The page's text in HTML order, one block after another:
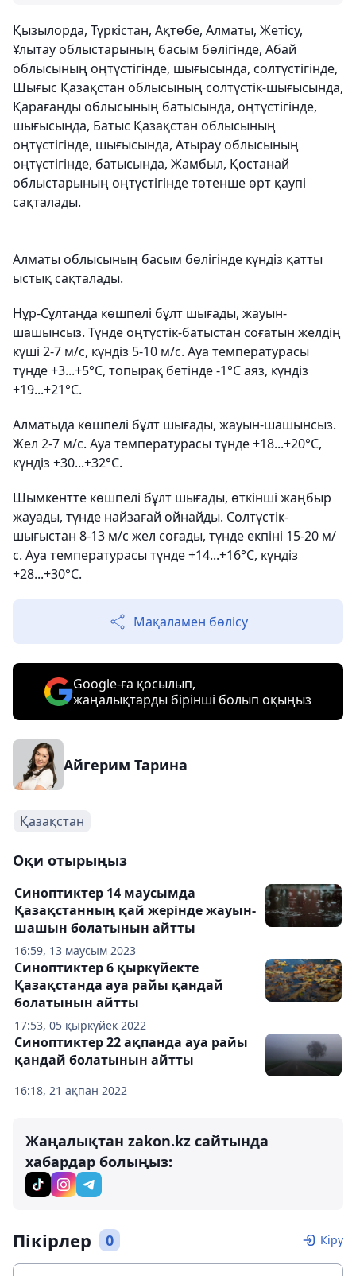
Қызылорда, Түркістан, Ақтөбе, Алматы, Жетісу,
Ұлытау облыстарының басым бөлігінде, Абай
облысының оңтүстігінде, шығысында, солтүстігінде,
Шығыс Қазақстан облысының солтүстік-шығысында,
Қарағанды ​​облысының батысында, оңтүстігінде,
шығысында, Батыс Қазақстан облысының
оңтүстігінде, шығысында, Атырау облысының
оңтүстігінде, батысында, Жамбыл, Қостанай
облыстарының оңтүстігінде төтенше өрт қаупі
сақталады.
Алматы облысының басым бөлігінде күндіз қатты
ыстық сақталады.
Нұр-Сұлтанда көшпелі бұлт шығады, жауын-
шашынсыз. Түнде оңтүстік-батыстан соғатын желдің
күші 2-7 м/с, күндіз 5-10 м/с. Ауа температурасы
түнде +3...+5°С, топырақ бетінде -1°C аяз, күндіз
+19...+21°С.
Алматыда көшпелі бұлт шығады, жауын-шашынсыз.
Жел 2-7 м/с. Ауа температурасы түнде +18...+20°С,
күндіз +30...+32°С.
Шымкентте көшпелі бұлт шығады, өткінші жаңбыр
жауады, түнде найзағай ойнайды. Солтүстік-
шығыстан 8-13 м/с жел соғады, түнде екпіні 15-20 м/
с. Ауа температурасы түнде +14...+16°С, күндіз
+28...+30°С.
Мақаламен бөлісу
Google-ға қосылып,
жаңалықтарды бірінші болып оқыңыз
Айгерим Тарина
Қазақстан
Оқи отырыңыз
16:59, 13 маусым 2023
Синоптиктер 14 маусымда
Қазақстанның қай жерінде жауын-
шашын болатынын айтты
17:53, 05 қыркүйек 2022
Синоптиктер 6 қыркүйекте
Қазақстанда ауа райы қандай
болатынын айтты
16:18, 21 ақпан 2022
Синоптиктер 22 ақпанда ауа райы
қандай болатынын айтты
Жаңалықтан zakon.kz сайтында
хабардар болыңыз:
Пікірлер 0 Кіру